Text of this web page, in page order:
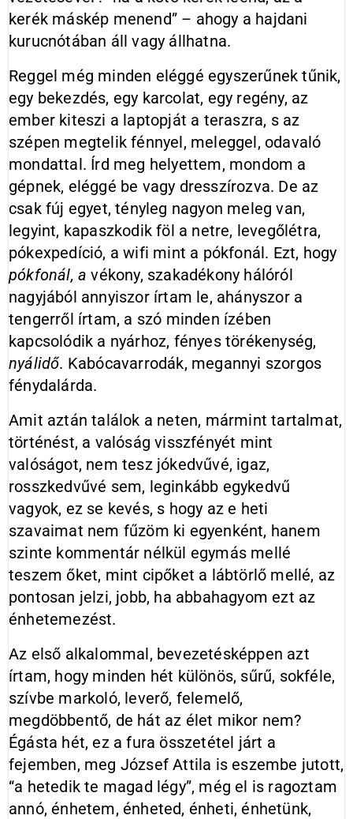
kerék máskép menend” – ahogy a hajdani
kurucnótában áll vagy állhatna.
Reggel még minden eléggé egyszerűnek tűnik,
egy bekezdés, egy karcolat, egy regény, az
ember kiteszi a laptopját a teraszra, s az
szépen megtelik fénnyel, meleggel, odavaló
mondattal. Írd meg helyettem, mondom a
gépnek, eléggé be vagy dresszírozva. De az
csak fúj egyet, tényleg nagyon meleg van,
legyint, kapaszkodik föl a netre, levegőlétra,
pókexpedíció, a wifi mint a pókfonál. Ezt, hogy
pókfonál, a vékony, szakadékony hálóról
nagyjából annyiszor írtam le, ahányszor a
tengerről írtam, a szó minden ízében
kapcsolódik a nyárhoz, fényes törékenység,
nyálidő. Kabócavarrodák, megannyi szorgos
fénydalárda.
Amit aztán találok a neten, mármint tartalmat,
történést, a valóság visszfényét mint
valóságot, nem tesz jókedvűvé, igaz,
rosszkedvűvé sem, leginkább egykedvű
vagyok, ez se kevés, s hogy az e heti
szavaimat nem fűzöm ki egyenként, hanem
szinte kommentár nélkül egymás mellé
teszem őket, mint cipőket a lábtörlő mellé, az
pontosan jelzi, jobb, ha abbahagyom ezt az
énhetemezést.
Az első alkalommal, bevezetésképpen azt
írtam, hogy minden hét különös, sűrű, sokféle,
szívbe markoló, leverő, felemelő,
megdöbbentő, de hát az élet mikor nem?
Égásta hét, ez a fura összetétel járt a
fejemben, meg József Attila is eszembe jutott,
“a hetedik te magad légy”, még el is ragoztam
annó, énhetem, énheted, énheti, énhetünk,